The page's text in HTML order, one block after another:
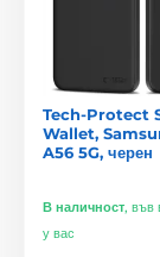
Tech-Protect
Wallet,
A56 5G, черен
В наличност, във
у вас